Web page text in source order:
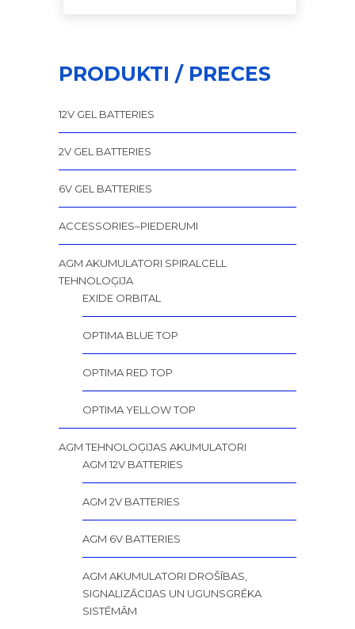
PRODUKTI / PRECES
12V GEL BATTERIES
2V GEL BATTERIES
6V GEL BATTERIES
ACCESSORIES–PIEDERUMI
AGM AKUMULATORI SPIRALCELL
TEHNOLOĢIJA
EXIDE ORBITAL
OPTIMA BLUE TOP
OPTIMA RED TOP
OPTIMA YELLOW TOP
AGM TEHNOLOĢIJAS AKUMULATORI
AGM 12V BATTERIES
AGM 2V BATTERIES
AGM 6V BATTERIES
AGM AKUMULATORI DROŠĪBAS,
SIGNALIZĀCIJAS UN UGUNSGRĒKA
SISTĒMĀM